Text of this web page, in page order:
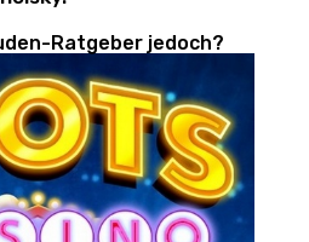
Ratgeber jedoch?